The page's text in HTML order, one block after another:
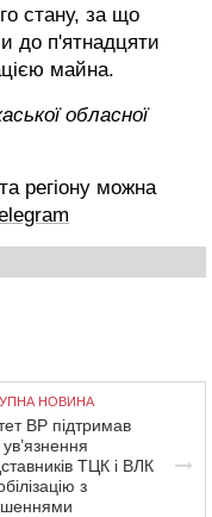
стану, за що
до п'ятнадцяти
майна.
обласної
регіону можна
НОВИНА
ВР підтримав
ТЦК і ВЛК
з